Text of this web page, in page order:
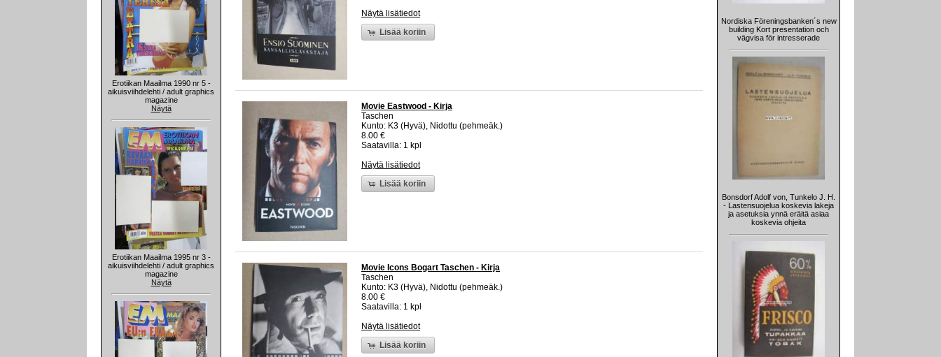
Erotiikan Maailma 1990 nr 5 -
aikuisviihdelehti / adult graphics
magazine
Näytä
Erotiikan Maailma 1995 nr 3 -
aikuisviihdelehti / adult graphics
magazine
Näytä
Näytä lisätiedot
Lisää koriin
Movie Eastwood - Kirja
Taschen
Kunto: K3 (Hyvä), Nidottu (pehmeäk.)
8.00 €
Saatavilla: 1 kpl
Näytä lisätiedot
Lisää koriin
Movie Icons Bogart Taschen - Kirja
Taschen
Kunto: K3 (Hyvä), Nidottu (pehmeäk.)
8.00 €
Saatavilla: 1 kpl
Näytä lisätiedot
Lisää koriin
Nordiska Föreningsbanken´s new
building Kort presentation och
vägvisa för intresserade
Bonsdorf Adolf von, Tunkelo J. H.
- Lastensuojelua koskevia lakeja
ja asetuksia ynnä eräitä asiaa
koskevia ohjeita